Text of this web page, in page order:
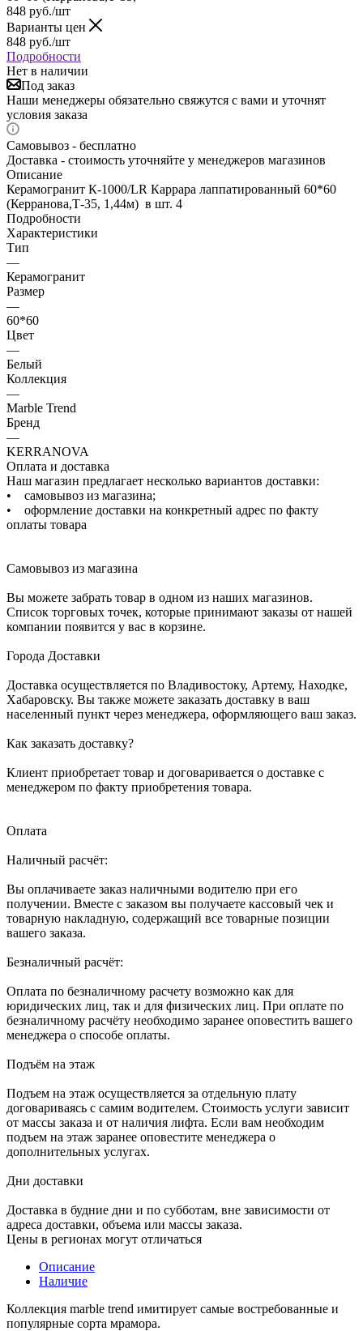
848 руб./шт
Варианты цен
848 руб./шт
Подробности
Нет в наличии
Под заказ
Наши менеджеры обязательно свяжутся с вами и уточнят
условия заказа
Самовывоз - бесплатно
Доставка - стоимость уточняйте у менеджеров магазинов
Описание
Керамогранит К-1000/LR Каррара лаппатированный 60*60
(Керранова,Т-35, 1,44м) в шт. 4
Подробности
Характеристики
Тип
—
Керамогранит
Размер
—
60*60
Цвет
—
Белый
Коллекция
—
Marble Trend
Бренд
—
KERRANOVA
Оплата и доставка
Наш магазин предлагает несколько вариантов доставки:
• самовывоз из магазина;
• оформление доставки на конкретный адрес по факту
оплаты товара
Самовывоз из магазина
Вы можете забрать товар в одном из наших магазинов.
Список торговых точек, которые принимают заказы от нашей
компании появится у вас в корзине.
Города Доставки
Доставка осуществляется по Владивостоку, Артему, Находке,
Хабаровску. Вы также можете заказать доставку в ваш
населенный пункт через менеджера, оформляющего ваш заказ.
Как заказать доставку?
Клиент приобретает товар и договаривается о доставке с
менеджером по факту приобретения товара.
Оплата
Наличный расчёт:
Вы оплачиваете заказ наличными водителю при его
получении. Вместе с заказом вы получаете кассовый чек и
товарную накладную, содержащий все товарные позиции
вашего заказа.
Безналичный расчёт:
Оплата по безналичному расчету возможно как для
юридических лиц, так и для физических лиц. При оплате по
безналичному расчёту необходимо заранее оповестить вашего
менеджера о способе оплаты.
Подъём на этаж
Подъем на этаж осуществляется за отдельную плату
договариваясь с самим водителем. Стоимость услуги зависит
от массы заказа и от наличия лифта. Если вам необходим
подъем на этаж заранее оповестите менеджера о
дополнительных услугах.
Дни доставки
Доставка в будние дни и по субботам, вне зависимости от
адреса доставки, объема или массы заказа.
Цены в регионах могут отличаться
Описание
Наличие
Коллекция marble trend имитирует самые востребованные и
популярные сорта мрамора.